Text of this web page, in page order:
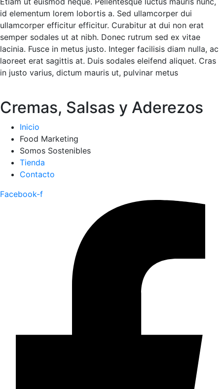
id elementum lorem lobortis a. Sed ullamcorper dui
ullamcorper efficitur efficitur. Curabitur at dui non erat
semper sodales ut at nibh. Donec rutrum sed ex vitae
lacinia. Fusce in metus justo. Integer facilisis diam nulla, ac
laoreet erat sagittis at. Duis sodales eleifend aliquet. Cras
in justo varius, dictum mauris ut, pulvinar metus
Cremas, Salsas y Aderezos
Inicio
Food Marketing
Somos Sostenibles
Tienda
Contacto
Facebook-f